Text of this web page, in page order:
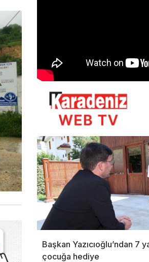
Başkan Yazıcıoğlu’ndan 7
çocuğa hediye